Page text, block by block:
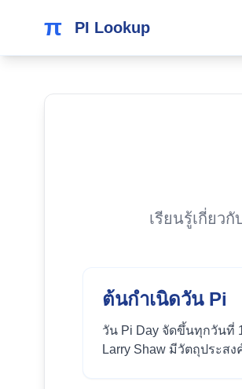
π PI Lookup
เรียนรู้เกี่ยว
ต้นกำเนิดวัน Pi
วัน Pi Day จัดขึ้นทุกวันที่
Larry Shaw มีวัตถุประ